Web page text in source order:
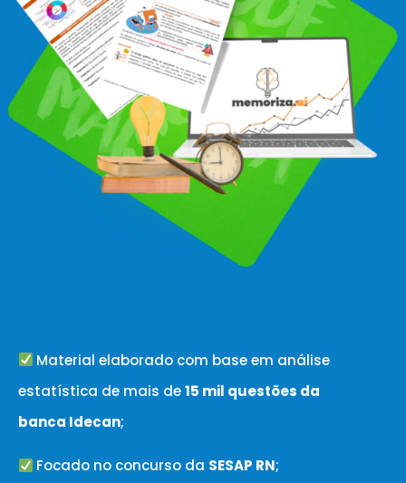
Material elaborado com base em análise
estatística de mais de15 mil questões da
banca Idecan;
Focado no concurso da SESAP RN;